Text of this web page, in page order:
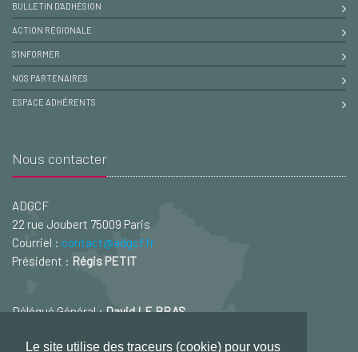
Le site utilise des traceurs (cookie) pour vous
BULLETIN D'ADHÉSION
ACTION RÉGIONALE
S'INFORMER
NOS PARTENAIRES
ESPACE ADHÉRENTS
Nous contacter
ADGCF
22 rue Joubert 75009 Paris
Courriel : contact@adgcf.fr
Président : Régis PETIT
Délégué Général :David LE BRAS